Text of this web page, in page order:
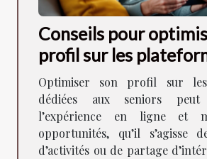
Conseils pour
profil sur les
dédiées aux seniors
Optimiser son profil sur
dédiées aux seniors peut
l’expérience en ligne et
opportunités, qu’il s’agisse
d’activités ou de partage